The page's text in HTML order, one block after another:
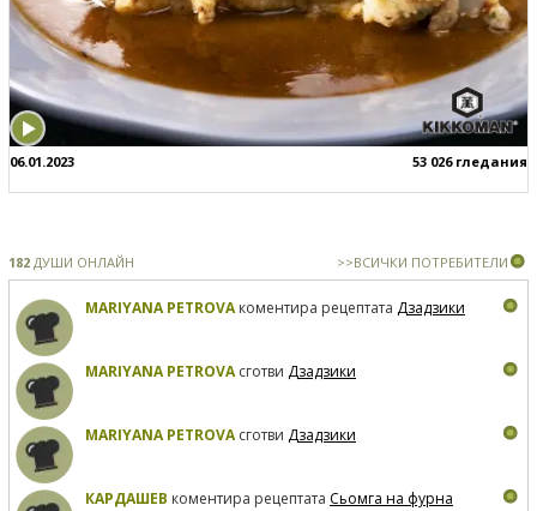
06.01.2023 53 026 гледания
182 ДУШИ ОНЛАЙН >>ВСИЧКИ ПОТРЕБИТЕЛИ
MARIYANA PETROVAкоментира рецептата Дзадзики
MARIYANA PETROVAсготви Дзадзики
MARIYANA PETROVAсготви Дзадзики
КАРДАШЕВ коментира рецептата Сьомга на фурна